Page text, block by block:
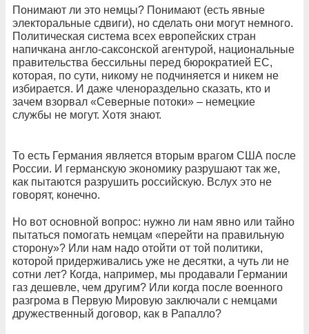
Понимают ли это немцы? Понимают (есть явные
электоральные сдвиги), но сделать они могут немного.
Политическая система всех европейских стран
напичкана англо-саксонской агентурой, национальные
правительства бессильны перед бюрократией ЕС,
которая, по сути, никому не подчиняется и никем не
избирается. И даже членораздельно сказать, кто и
зачем взорвал «Северные потоки» – немецкие
службы не могут. Хотя знают.
То есть Германия является вторым врагом США после
России. И германскую экономику разрушают так же,
как пытаются разрушить российскую. Вслух это не
говорят, конечно.
Но вот основной вопрос: нужно ли нам явно или тайно
пытаться помогать немцам «перейти на правильную
сторону»? Или нам надо отойти от той политики,
которой придерживались уже не десятки, а чуть ли не
сотни лет? Когда, например, мы продавали Германии
газ дешевле, чем другим? Или когда после военного
разгрома в Первую Мировую заключали с немцами
дружественный договор, как в Рапалло?